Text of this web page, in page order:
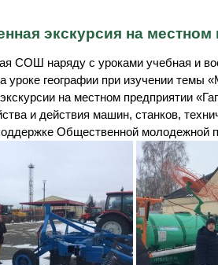
экскурсия на
СОШ наряду с уроками учебная и
уроке географии при изучении
на местном предприятии
и действия машин, станков,
Общественной молодежной